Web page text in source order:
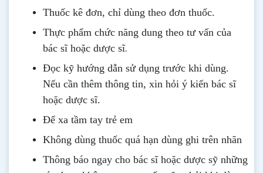
Thuốc kê đơn, chỉ dùng theo đơn thuốc.
Thực phẩm chức năng dung theo tư vấn của
bác sĩ hoặc dược sĩ.
Đọc kỹ hướng dẫn sử dụng trước khi dùng.
Nếu cần thêm thông tin, xin hỏi ý kiến bác sĩ
hoặc dược sĩ.
Để xa tầm tay trẻ em
Không dùng thuốc quá hạn dùng ghi trên nhãn
Thông báo ngay cho bác sĩ hoặc dược sỹ những